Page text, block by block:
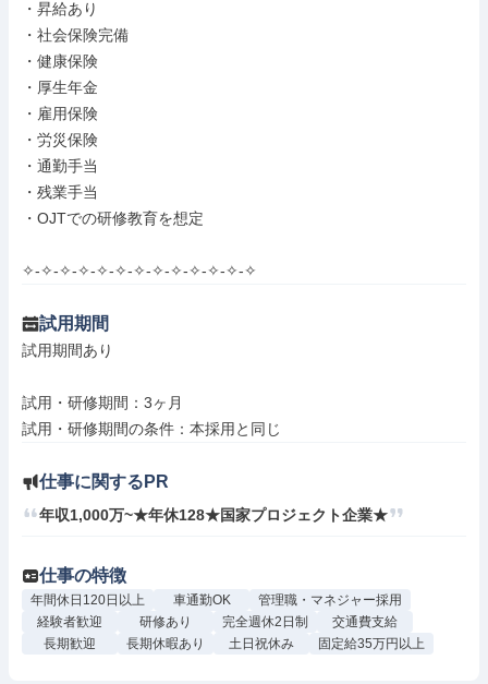
・昇給あり
・社会保険完備
・健康保険
・厚生年金
・雇用保険
・労災保険
・通勤手当
・残業手当
・OJTでの研修教育を想定
✧-✧-✧-✧-✧-✧-✧-✧-✧-✧-✧-✧-✧
試用期間
試用期間あり
試用・研修期間：3ヶ月
仕事に関するPR
年収1,000万~★年休128★国家プロジェクト企業★
仕事の特徴
年間休日120日以上 車通勤OK
管理職・マネジャー採用
経験者歓迎
研修あり 完全週休2日制
交通費支給
長期歓迎
長期休暇あり 土日祝休み 固定給35万円以上